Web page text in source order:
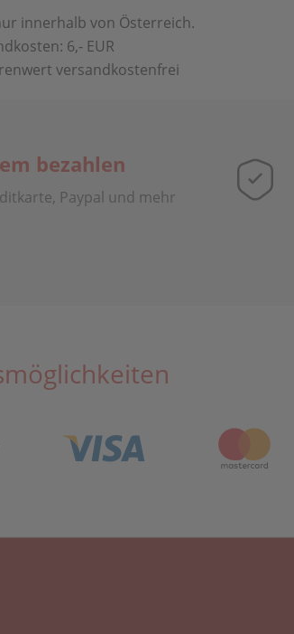
innerhalb von Österreich.
6,- EUR
versandkostenfrei
bezahlen
Paypal und mehr